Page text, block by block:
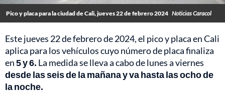
Pico y placa para la ciudad de Cali, jueves 22 de febrero 2024 Noticias Caracol
Este jueves 22 de febrero de 2024, el pico y placa en Cali
aplica para los vehículos cuyo número de placa finaliza
en5 y 6. La medida se lleva a cabo de lunes a viernes
desde las seis de la mañana y va hasta las ocho de
la noche.